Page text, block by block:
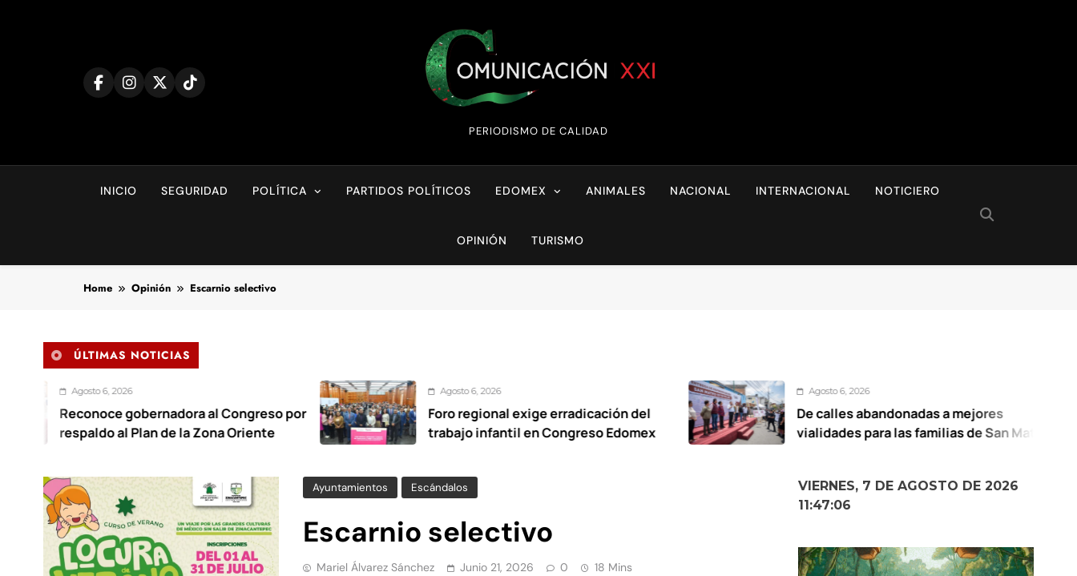
Comunicación XXI
PERIODISMO DE CALIDAD
INICIO SEGURIDAD POLÍTICA PARTIDOS POLÍTICOS EDOMEX ANIMALES NACIONAL INTERNACIONAL NOTICIERO
OPINIÓN TURISMO
Home Opinión Escarnio selectivo
ÚLTIMAS NOTICIAS
gobernadora al Congreso por
al Plan de la Zona Oriente
Agosto 6, 2026
Foro regional exige erradicación del
trabajo infantil en Congreso Edomex
Agosto 6, 2026
De calles abandonadas a mejores
vialidades para las familias de San Mateo
Ayuntamientos Escándalos
Escarnio selectivo
Mariel Álvarez Sánchez Junio 21, 2026 0 18 Mins
VIERNES, 7 DE AGOSTO DE 2026
11:47:08